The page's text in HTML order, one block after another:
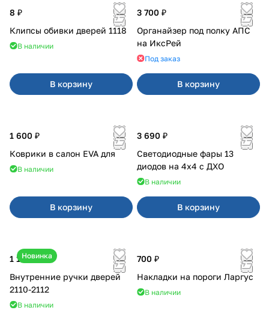
8 ₽
Клипсы обивки дверей 1118
В наличии
В корзину
3 700 ₽
Органайзер под полку АПС
на ИксРей
Под заказ
В корзину
1 600 ₽
Коврики в салон EVA для
В наличии
В корзину
3 690 ₽
Светодиодные фары 13
диодов на 4x4 с ДХО
В наличии
В корзину
Новинка
1 170 ₽
Внутренние ручки дверей
2110-2112
В наличии
700 ₽
Накладки на пороги Ларгус
В наличии